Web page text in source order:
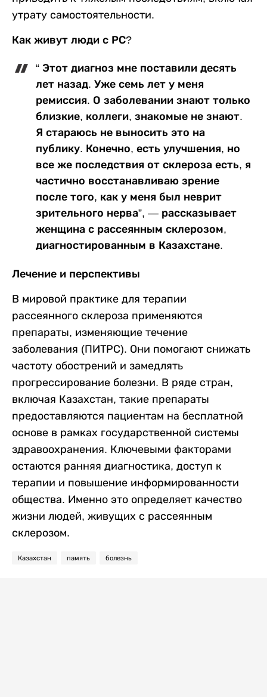
утрату самостоятельности.
Как живут люди с РС?
“ Этот диагноз мне поставили десять
лет назад. Уже семь лет у меня
ремиссия. О заболевании знают только
близкие, коллеги, знакомые не знают.
Я стараюсь не выносить это на
публику. Конечно, есть улучшения, но
все же последствия от склероза есть, я
частично восстанавливаю зрение
после того, как у меня был неврит
зрительного нерва”, — рассказывает
женщина с рассеянным склерозом,
диагностированным в Казахстане.
Лечение и перспективы
В мировой практике для терапии
рассеянного склероза применяются
препараты, изменяющие течение
заболевания (ПИТРС). Они помогают снижать
частоту обострений и замедлять
прогрессирование болезни. В ряде стран,
включая Казахстан, такие препараты
предоставляются пациентам на бесплатной
основе в рамках государственной системы
здравоохранения. Ключевыми факторами
остаются ранняя диагностика, доступ к
терапии и повышение информированности
общества. Именно это определяет качество
жизни людей, живущих с рассеянным
склерозом.
Казахстан память болезнь